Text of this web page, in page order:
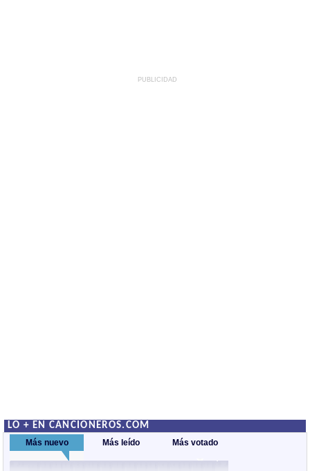
PUBLICIDAD
LO + EN CANCIONEROS.COM
Más nuevo Más leído Más votado